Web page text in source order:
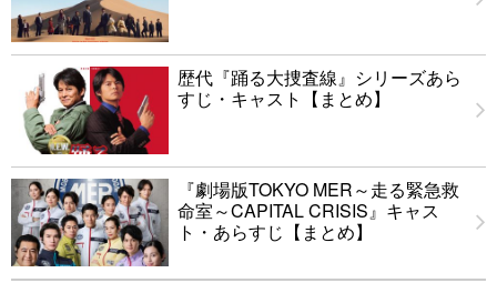
歴代『踊る大捜査線』シリーズあら
すじ・キャスト【まとめ】
『劇場版TOKYO MER～走る緊急救
命室～CAPITAL CRISIS』キャス
ト・あらすじ【まとめ】